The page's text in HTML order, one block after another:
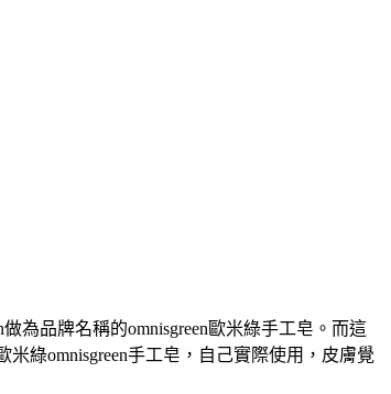
為品牌名稱的omnisgreen歐米綠手工皂。而這
綠omnisgreen手工皂，自己實際使用，皮膚覺